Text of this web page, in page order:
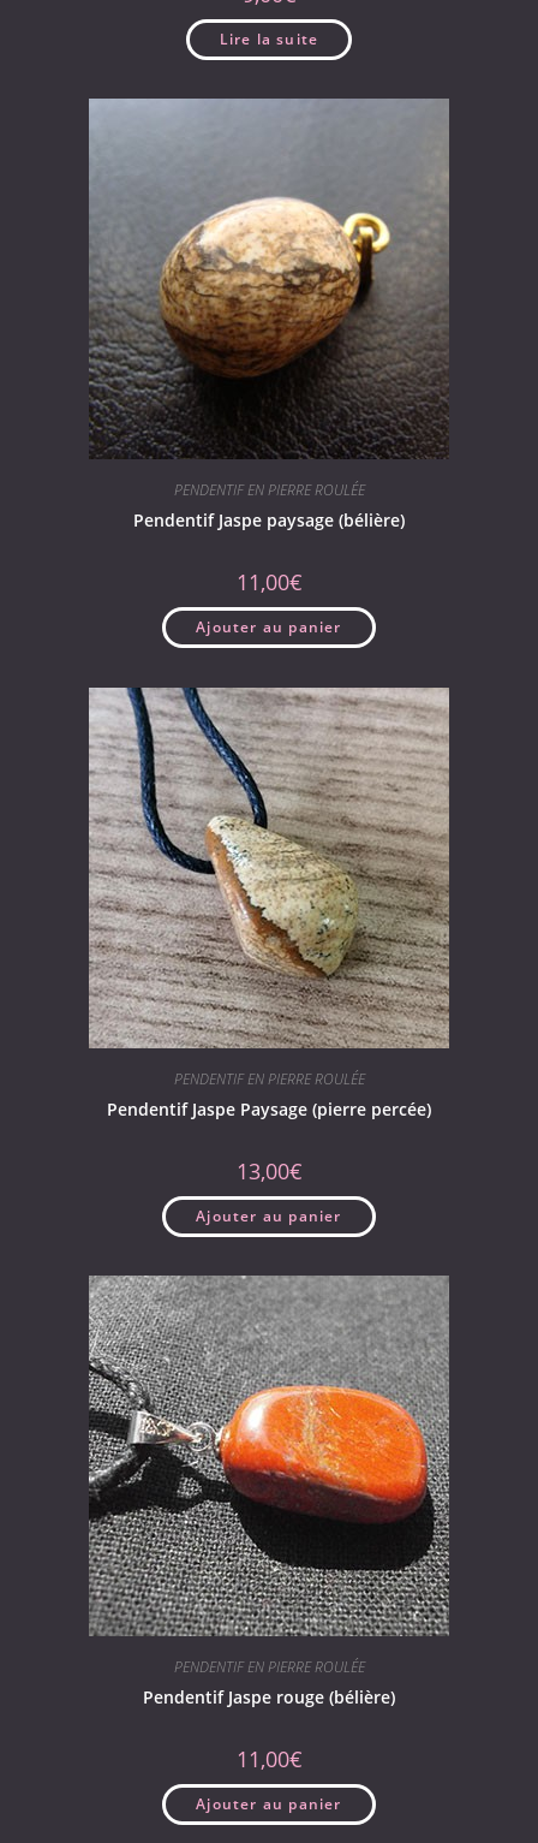
Lire la suite
PENDENTIF EN PIERRE ROULÉE
Pendentif Jaspe paysage (bélière)
11,00€
Ajouter au panier
PENDENTIF EN PIERRE ROULÉE
Pendentif Jaspe Paysage (pierre percée)
13,00€
Ajouter au panier
PENDENTIF EN PIERRE ROULÉE
Pendentif Jaspe rouge (bélière)
11,00€
Ajouter au panier